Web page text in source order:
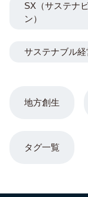
地方創生
SX（サステナ
ン）
サステナブル経
タグ一覧